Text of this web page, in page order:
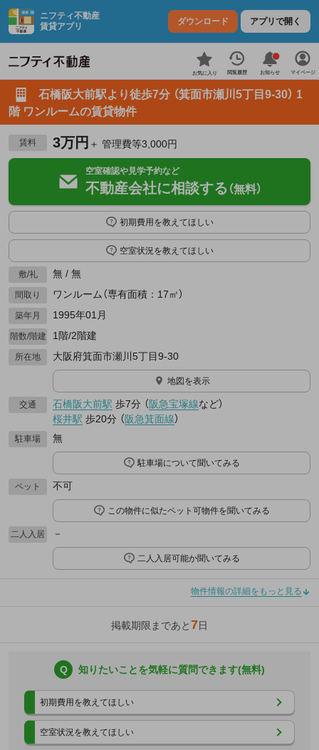
ニフティ不動産
賃貸アプリ
ダウンロード アプリで開く
お気に入り 閲覧履歴 お知らせ マイページ
石橋阪大前駅より徒歩7分 （箕面市瀬川5丁目9-30） 1
階 ワンルームの賃貸物件
賃料 3万円 ＋ 管理費等3,000円
空室確認や見学予約など
不動産会社に相談する （無料）
初期費用を教えてほしい
空室状況を教えてほしい
敷/礼 無 / 無
間取り ワンルーム（専有面積：17㎡）
築年月 1995年01月
階数/階建 1階/2階建
所在地 大阪府箕面市瀬川5丁目9-30
地図を表示
交通 石橋阪大前駅 歩7分 （阪急宝塚線など）
桜井駅 歩20分 （阪急箕面線）
駐車場 無
駐車場について聞いてみる
ペット 不可
この物件に似たペット可物件を聞いてみる
二人入居 －
二人入居可能か聞いてみる
物件情報の詳細をもっと見る
掲載期限まであと7日
Q 知りたいことを気軽に質問できます(無料)
初期費用を教えてほしい
空室状況を教えてほしい